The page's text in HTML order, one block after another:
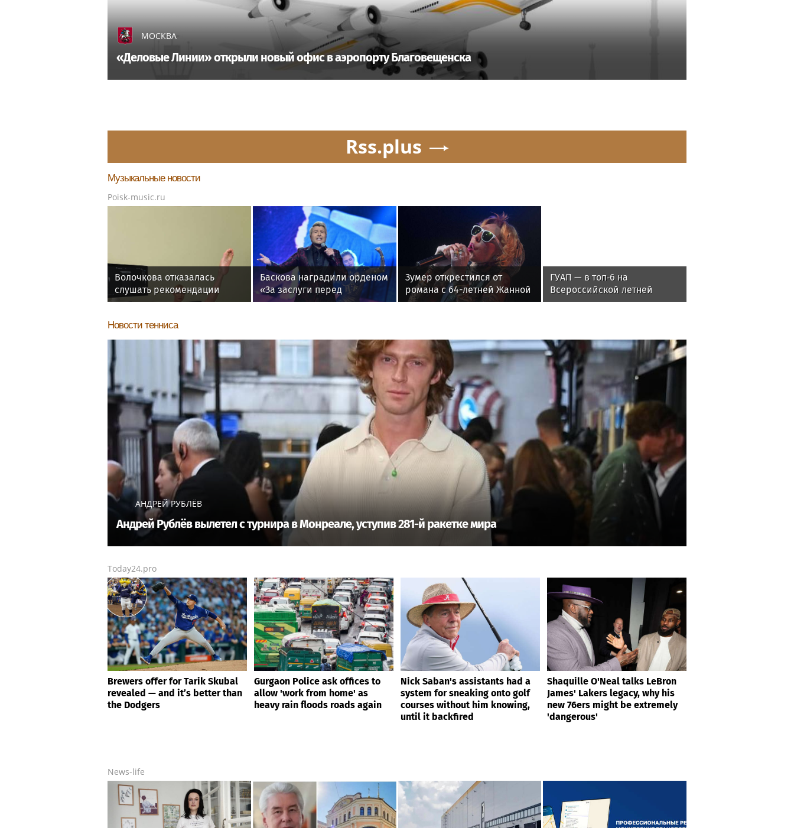
МОСКВА
«Деловые Линии» открыли новый офис в аэропорту Благовещенска
Rss.plus
Музыкальные новости
Poisk-music.ru
Волочкова отказалась
слушать рекомендации
врачей после новой
Баскова наградили орденом
«За заслуги перед
отечеством» IV степени
Зумер открестился от
романа с 64-летней Жанной
Агузаровой
ГУАП — в топ‑6 на
Всероссийской летней
Универсиаде по
Новости тенниса
АНДРЕЙ РУБЛЁВ
Андрей Рублёв вылетел с турнира в Монреале, уступив 281-й ракетке мира
Today24.pro
Brewers offer for Tarik Skubal
revealed — and it’s better than
the Dodgers
Gurgaon Police ask offices to
allow 'work from home' as
heavy rain floods roads again
Nick Saban's assistants had a
system for sneaking onto golf
courses without him knowing,
until it backfired
Shaquille O'Neal talks LeBron
James' Lakers legacy, why his
new 76ers might be extremely
'dangerous'
News-life